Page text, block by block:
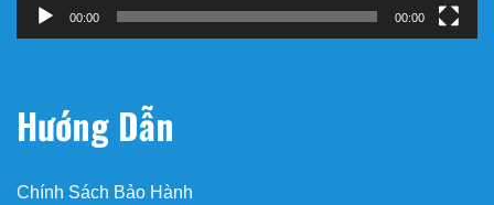
00:00 00:00
Hướng Dẫn
Chính Sách Bảo Hành